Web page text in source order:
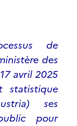
de
des
avril 2025
ses
pour